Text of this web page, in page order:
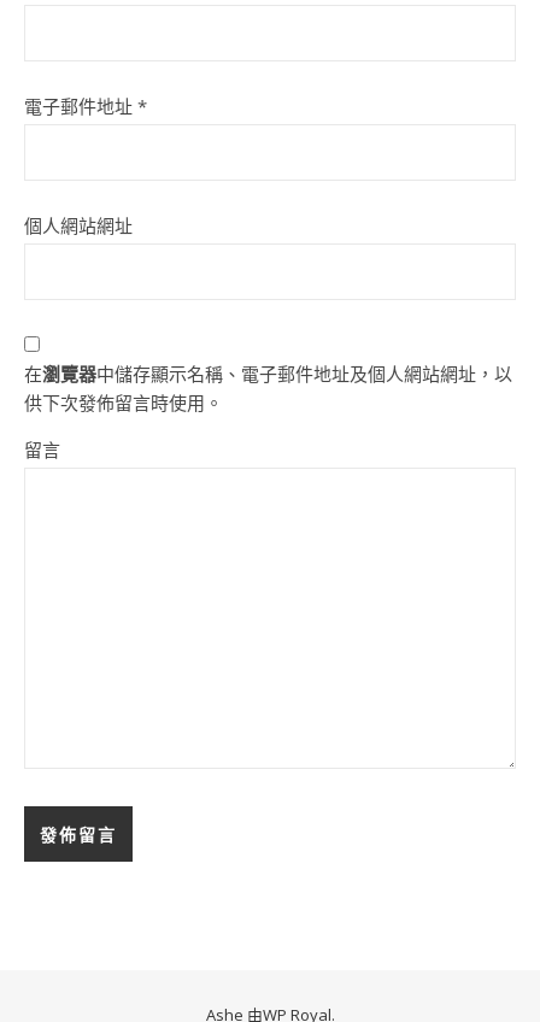
電子郵件地址 *
個人網站網址
在瀏覽器中儲存顯示名稱、電子郵件地址及個人網站網址，以
供下次發佈留言時使用。
留言
Ashe 由WP Royal.